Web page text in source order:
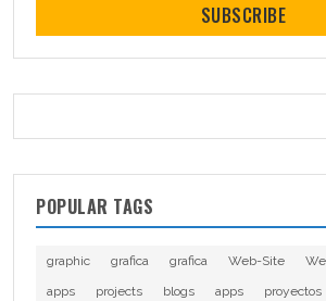
SUBSCRIBE
POPULAR TAGS
graphic grafica grafica Web-Site
apps
projects blogs apps proyectos